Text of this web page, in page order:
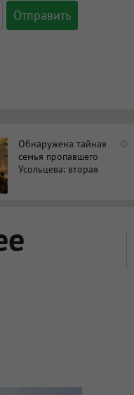
<li>,
и
i
Обнаружена тайная
семья пропавшего
Усольцева: вторая